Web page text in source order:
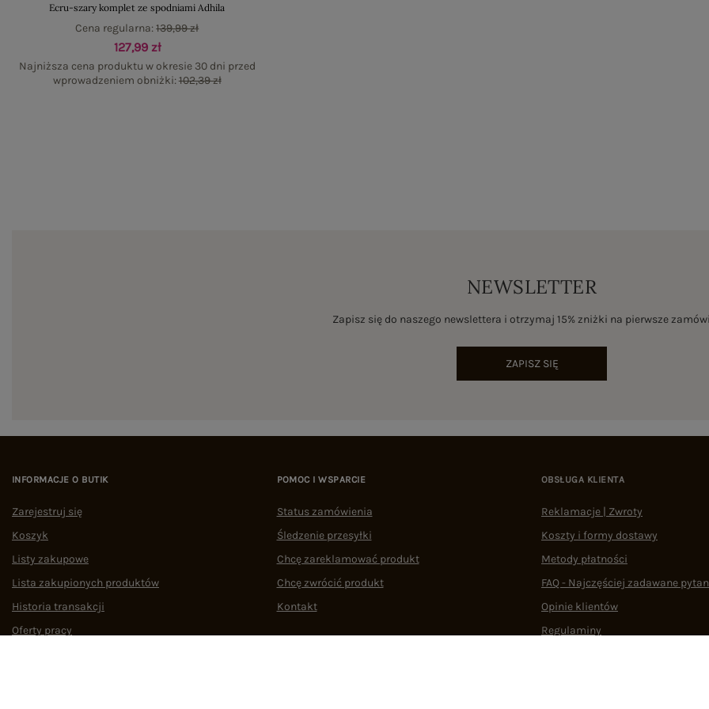
Ecru-szary komplet ze spodniami Adhila
127,99 zł
Najniższa cena produktu w okresie 30 dni przed
wprowadzeniem obniżki:102,39 zł
Cena regularna:139,99 zł
NEWSLETTER
Zapisz się do naszego newslettera i otrzymaj 15% zniżki na pierwsze
ZAPISZ SIĘ
INFORMACJE O BUTIK
Zarejestruj się
Koszyk
Listy zakupowe
Lista zakupionych produktów
Historia transakcji
Oferty pracy
POMOC I WSPARCIE
Status zamówienia
Śledzenie przesyłki
Chcę zareklamować produkt
Chcę zwrócić produkt
Kontakt
OBSŁUGA KLIENTA
Reklamacje | Zwroty
Koszty i formy dostawy
Metody płatności
FAQ - Najczęściej zadawane
Opinie klientów
Regulaminy